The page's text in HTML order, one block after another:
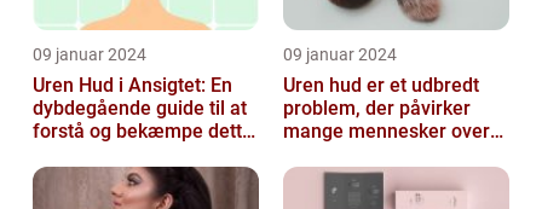
09 januar 2024
Uren Hud i Ansigtet: En
dybdegående guide til at
forstå og bekæmpe dette
09 januar 2024
Uren hud er et udbredt
problem, der påvirker
mange mennesker over